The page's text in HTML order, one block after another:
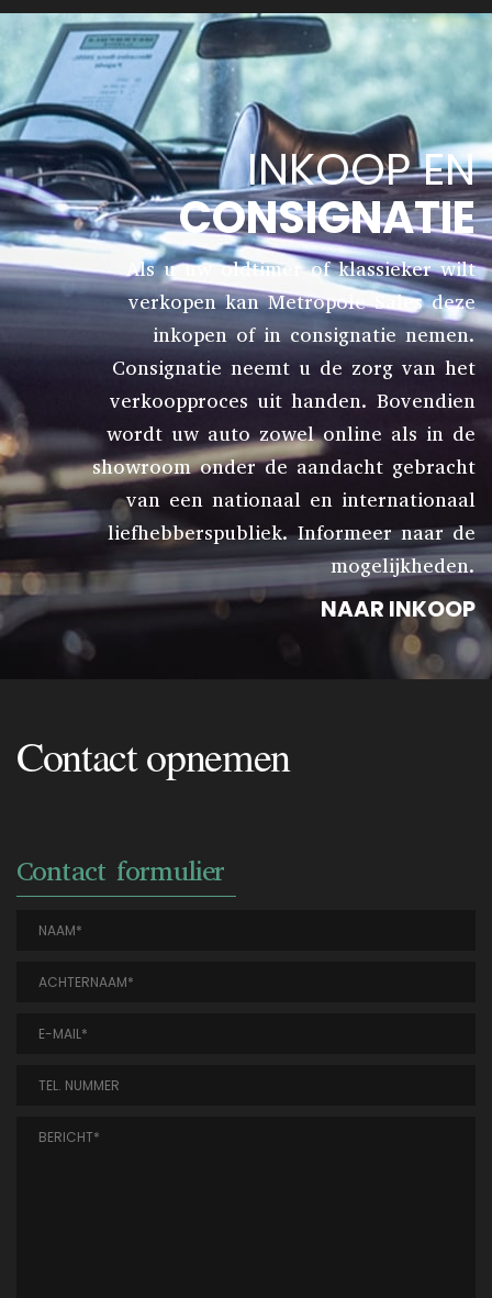
INKOOP EN
CONSIGNATIE
Als u uw oldtimer of klassieker wilt
verkopen kan Metropole Sales deze
inkopen of in consignatie nemen.
Consignatie neemt u de zorg van het
verkoopproces uit handen. Bovendien
wordt uw auto zowel online als in de
showroom onder de aandacht gebracht
van een nationaal en internationaal
liefhebberspubliek. Informeer naar de
mogelijkheden.
NAAR INKOOP
Contact opnemen
Contact formulier